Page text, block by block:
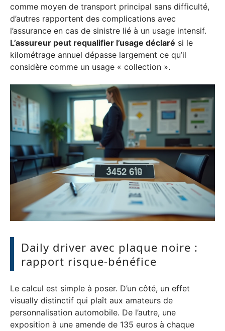
comme moyen de transport principal sans difficulté,
d’autres rapportent des complications avec
l’assurance en cas de sinistre lié à un usage intensif.
L’assureur peut requalifier l’usage déclaré si le
kilométrage annuel dépasse largement ce qu’il
considère comme un usage « collection ».
Daily driver avec plaque noire :
rapport risque-bénéfice
Le calcul est simple à poser. D’un côté, un effet
visually distinctif qui plaît aux amateurs de
personnalisation automobile. De l’autre, une
exposition à une amende de 135 euros à chaque